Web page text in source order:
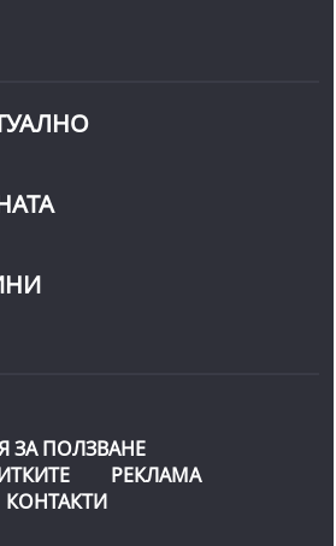
ЗА ПОЛЗВАНЕ
РЕКЛАМА
КОНТАКТИ